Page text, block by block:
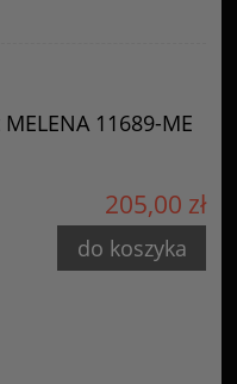
11689-ME
205,00 zł
do koszyka